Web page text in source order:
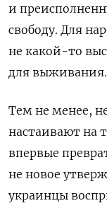
и
свободу. Для
не какой-то
для выживания.
Тем не менее,
настаивают на
впервые
не новое
украинцы